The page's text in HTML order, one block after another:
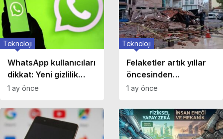
WhatsApp kullanıcıları
dikkat: Yeni gizlilik
özelliği kademeli
Teknoloji
1 ay önce
Felaketler artık yıllar
öncesinden
öngörülebilecek!
Teknoloji
1 ay önce